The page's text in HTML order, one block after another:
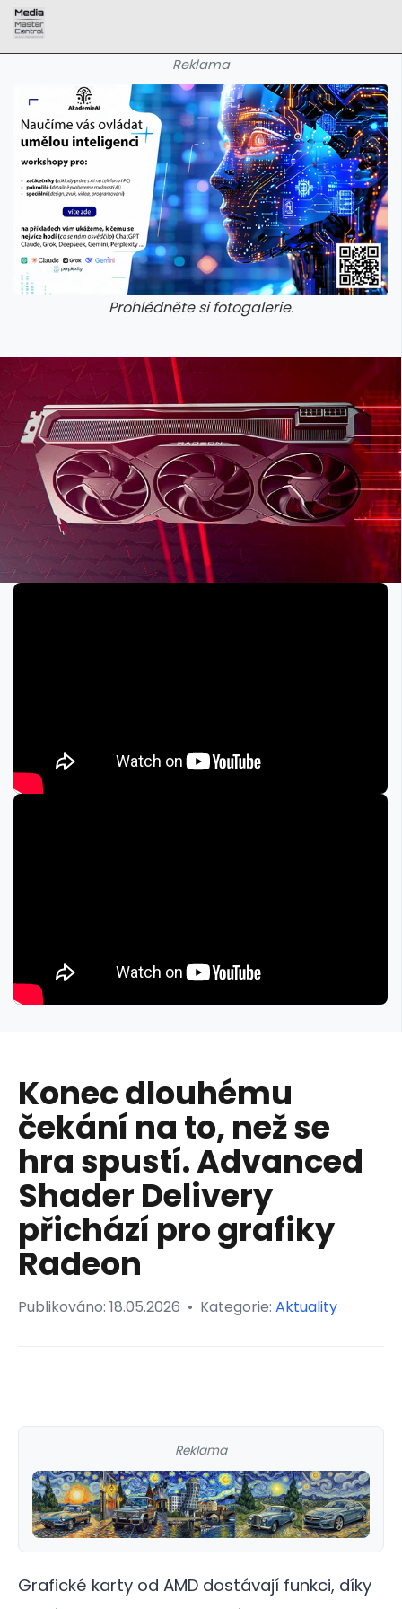
Reklama
Prohlédněte si fotogalerie.
Konec dlouhému
čekání na to, než se
hra spustí. Advanced
Shader Delivery
přichází pro grafiky
Radeon
Publikováno: 18.05.2026 • Kategorie: Aktuality
Reklama
Grafické karty od AMD dostávají funkci, díky